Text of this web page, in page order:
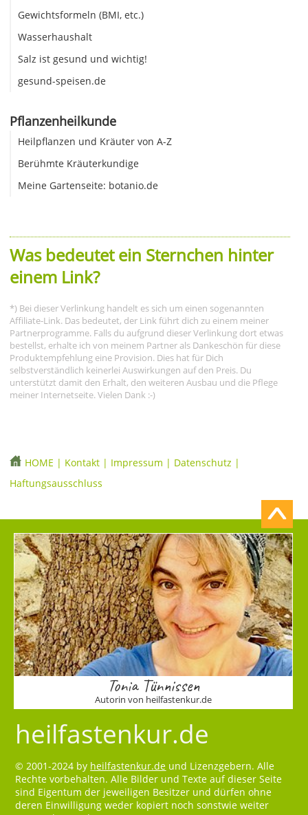
Gewichtsformeln (BMI, etc.)
Wasserhaushalt
Salz ist gesund und wichtig!
gesund-speisen.de
Pflanzenheilkunde
Heilpflanzen und Kräuter von A-Z
Berühmte Kräuterkundige
Meine Gartenseite: botanio.de
Was bedeutet ein Sternchen hinter
einem Link?
*) Bei dieser Verlinkung handelt es sich um einen sogenannten
Affiliate-Link. Das bedeutet, der Link führt dich zu einem meiner
Partnerprogramme. Falls du aufgrund dieser Verlinkung dort etwas
bestellst, erhalte ich von meinem Partner als Dankeschön für diese
Produktempfehlung eine Provision. Dies hat für Dich
selbstverständlich keinerlei Auswirkungen auf den Preis. Du
unterstützt damit den Erhalt, den weiteren Ausbau und die Pflege
meiner Internetseite. Vielen Dank :-)
HOME | Kontakt | Impressum | Datenschutz |
Haftungsausschluss
Tonia Tünnissen
Autorin von heilfastenkur.de
heilfastenkur.de
© 2001-2024 by heilfastenkur.de und Lizenzgebern. Alle
Rechte vorbehalten. Alle Bilder und Texte auf dieser Seite
sind Eigentum der jeweiligen Besitzer und dürfen ohne
deren Einwilligung weder kopiert noch sonstwie weiter